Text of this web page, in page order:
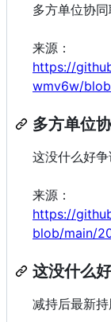
多方单位协
来源：
https://
wmv6w/
多方单位
这没什么好
来源：
https://
blob/main/
这没什么
减持后最新持